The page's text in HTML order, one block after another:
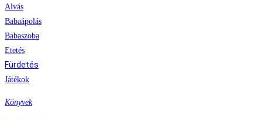
Alvás
Babaápolás
Babaszoba
Etetés
Fürdetés
Játékok
Könyvek